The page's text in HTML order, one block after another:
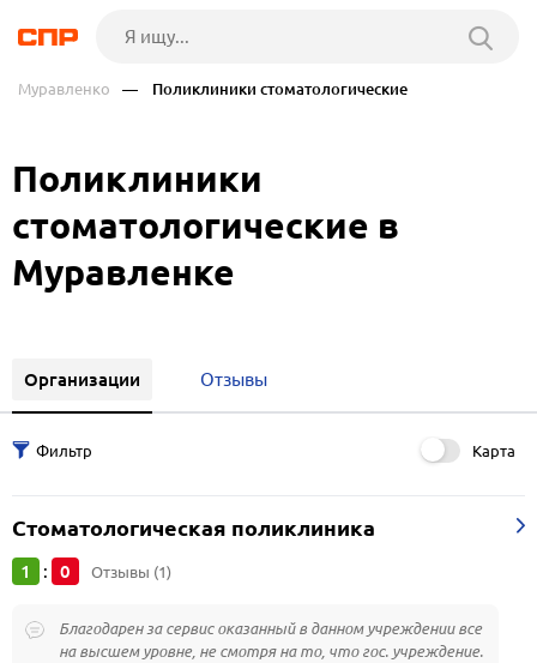
Муравленко — Поликлиники стоматологические
Поликлиники
стоматологические в
Муравленке
Организации Отзывы
Карта
Стоматологическая поликлиника
1 : 0 Отзывы (1)
Благодарен за сервис оказанный в данном учреждении все
на высшем уровне, не смотря на то, что гос. учреждение.